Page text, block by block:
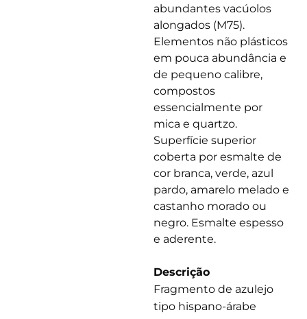
abundantes vacúolos
alongados (M75).
Elementos não plásticos
em pouca abundância e
de pequeno calibre,
compostos
essencialmente por
mica e quartzo.
Superfície superior
coberta por esmalte de
cor branca, verde, azul
pardo, amarelo melado e
castanho morado ou
negro. Esmalte espesso
e aderente.
Descrição
Fragmento de azulejo
tipo hispano-árabe